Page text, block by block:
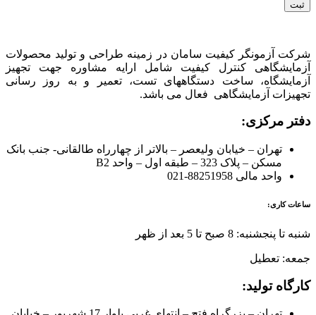
شرکت آزمونگر کیفیت سامان در زمینه طراحی و تولید محصولات
آزمایشگاهی کنترل کیفیت شامل ارایه مشاوره جهت تجهیز
آزمایشگاه، ساخت دستگاههای تست، تعمیر و به روز رسانی
تجهیزات آزمایشگاهی فعال می باشد.
دفتر مرکزی:
تهران – خیابان ولیعصر – بالاتر از چهارراه طالقانی- جنب بانک
مسکن – پلاک 323 – طبقه اول – واحد B2
واحد مالی 88251958-021
ساعات کاری:
شنبه تا پنجشنبه: 8 صبح تا 5 بعد از ظهر
جمعه: تعطیل
کارگاه تولید: